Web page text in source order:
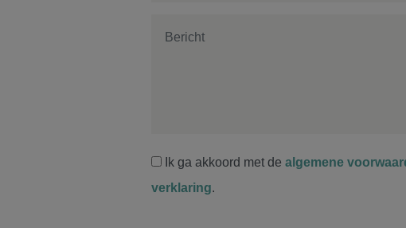
Ik ga akkoord met de algemene
verklaring.